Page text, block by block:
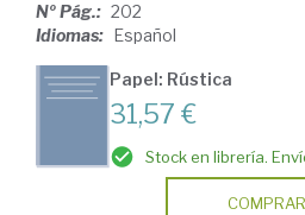
Nº Pág.: 202
Idiomas: Español
Papel: Rústica
31,57 €
Stock en librería.
COMPRAR